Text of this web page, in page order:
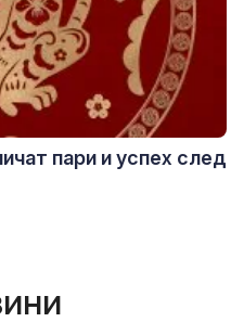
пари и успех след